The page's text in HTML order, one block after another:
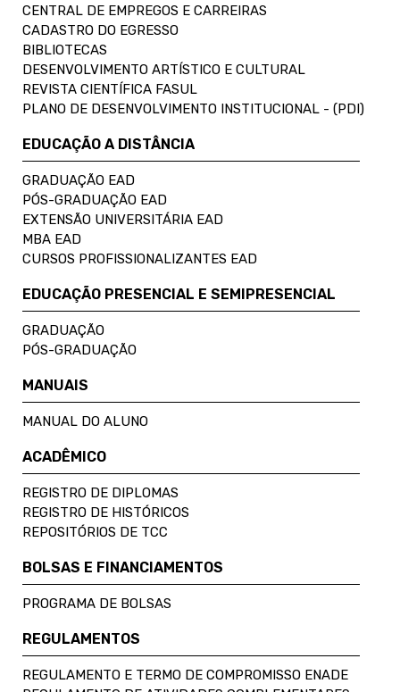
CENTRAL DE EMPREGOS E CARREIRAS
CADASTRO DO EGRESSO
BIBLIOTECAS
DESENVOLVIMENTO ARTÍSTICO E CULTURAL
REVISTA CIENTÍFICA FASUL
PLANO DE DESENVOLVIMENTO INSTITUCIONAL - (PDI)
EDUCAÇÃO A DISTÂNCIA
GRADUAÇÃO EAD
PÓS-GRADUAÇÃO EAD
EXTENSÃO UNIVERSITÁRIA EAD
MBA EAD
CURSOS PROFISSIONALIZANTES EAD
EDUCAÇÃO PRESENCIAL E SEMIPRESENCIAL
GRADUAÇÃO
PÓS-GRADUAÇÃO
MANUAIS
MANUAL DO ALUNO
ACADÊMICO
REGISTRO DE DIPLOMAS
REGISTRO DE HISTÓRICOS
REPOSITÓRIOS DE TCC
BOLSAS E FINANCIAMENTOS
PROGRAMA DE BOLSAS
REGULAMENTOS
REGULAMENTO E TERMO DE COMPROMISSO ENADE